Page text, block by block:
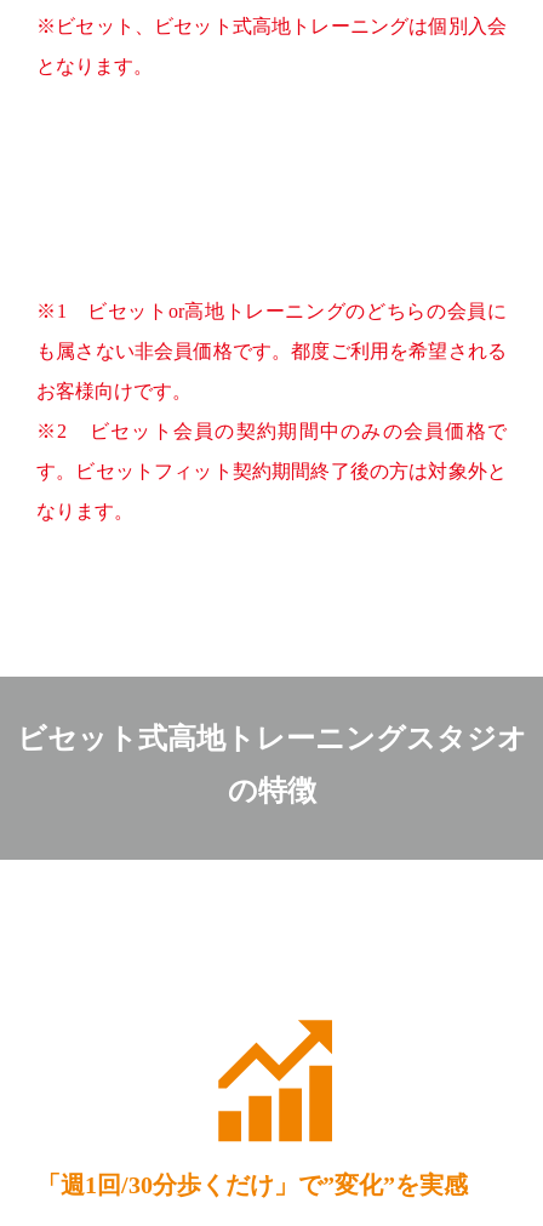
※ビセット、ビセット式高地トレーニングは個別入会
となります。
※1 ビセットor高地トレーニングのどちらの会員に
も属さない非会員価格です。都度ご利用を希望される
お客様向けです。
※2 ビセット会員の契約期間中のみの会員価格で
す。ビセットフィット契約期間終了後の方は対象外と
なります。
ビセット式高地トレーニングスタジオ
の特徴
「週1回/30分歩くだけ」で”変化”を実感